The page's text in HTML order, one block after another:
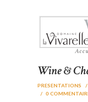
Wine &
PRESENTATIONS
0